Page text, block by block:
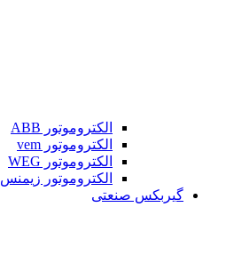
الکتروموتور ABB
الکتروموتور vem
الکتروموتور WEG
الکتروموتور زیمنس
گیربکس صنعتی